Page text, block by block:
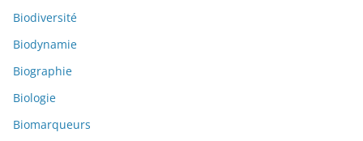
Biodiversité
Biodynamie
Biographie
Biologie
Biomarqueurs